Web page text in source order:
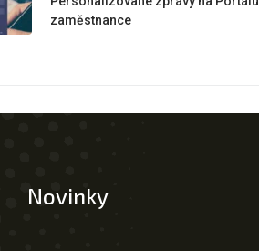
zaměstnance
Novinky